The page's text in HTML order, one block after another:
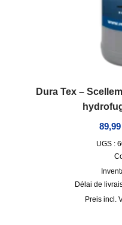
Dura Tex –
89,99
UGS :
Délai de
incl.